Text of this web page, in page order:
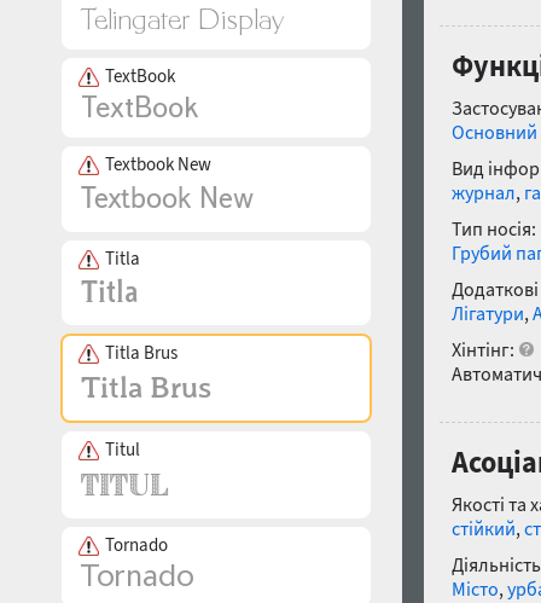
TextBook
Textbook New
Titla
Titla Brus
Titul
Tornado
Основний
Вид
журнал,
Тип носія:
Грубий
Лігатури,
Хінтінг:
Якості та
стійкий,
Місто,